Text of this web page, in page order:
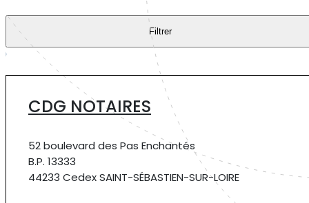
Filtrer
CDG NOTAIRES
52 boulevard des Pas Enchantés
B.P. 13333
44233 Cedex SAINT-SÉBASTIEN-SUR-LOIRE